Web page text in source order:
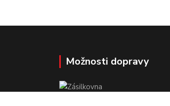
Možnosti dopravy